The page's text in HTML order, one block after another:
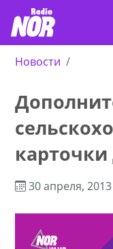
Новости
карточки
30 апреля, 2013